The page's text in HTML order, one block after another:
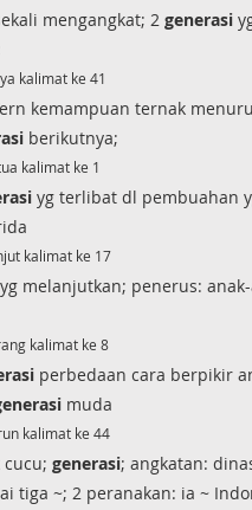
mengangkat; 2 generasi
kalimat ke 41
kemampuan ternak
berikutnya;
kalimat ke 1
yg terlibat dl pembuahan
kalimat ke 17
melanjutkan; penerus:
kalimat ke 8
perbedaan cara berpikir
muda
kalimat ke 44
cucu; generasi; angkatan:
tiga ~; 2 peranakan: ia ~